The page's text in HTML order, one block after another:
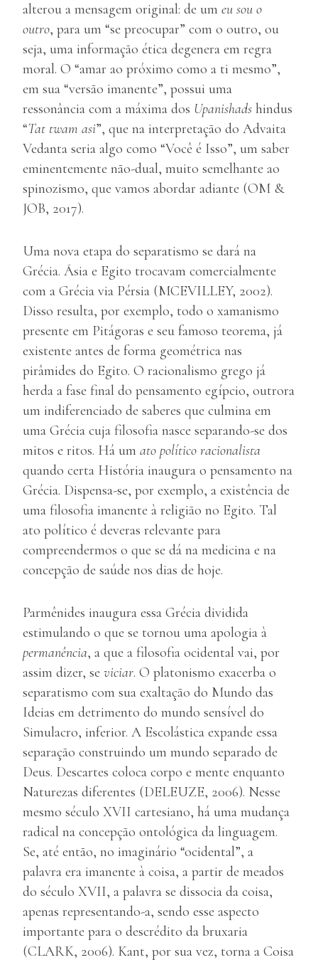
alterou a mensagem original: de um eu sou o
outro, para um “se preocupar” com o outro, ou
seja, uma informação ética degenera em regra
moral. O “amar ao próximo como a ti mesmo”,
em sua “versão imanente”, possui uma
ressonância com a máxima dos Upanishads hindus
“Tat twam asi”, que na interpretação do Advaita
Vedanta seria algo como “Você é Isso”, um saber
eminentemente não-dual, muito semelhante ao
spinozismo, que vamos abordar adiante (OM &
JOB, 2017).
Uma nova etapa do separatismo se dará na
Grécia. Ásia e Egito trocavam comercialmente
com a Grécia via Pérsia (MCEVILLEY, 2002).
Disso resulta, por exemplo, todo o xamanismo
presente em Pitágoras e seu famoso teorema, já
existente antes de forma geométrica nas
pirâmides do Egito. O racionalismo grego já
herda a fase final do pensamento egípcio, outrora
um indiferenciado de saberes que culmina em
uma Grécia cuja filosofia nasce separando-se dos
mitos e ritos. Há um ato político racionalista
quando certa História inaugura o pensamento na
Grécia. Dispensa-se, por exemplo, a existência de
uma filosofia imanente à religião no Egito. Tal
ato político é deveras relevante para
compreendermos o que se dá na medicina e na
concepção de saúde nos dias de hoje.
Parmênides inaugura essa Grécia dividida
estimulando o que se tornou uma apologia à
permanência, a que a filosofia ocidental vai, por
assim dizer, se viciar. O platonismo exacerba o
separatismo com sua exaltação do Mundo das
Ideias em detrimento do mundo sensível do
Simulacro, inferior. A Escolástica expande essa
separação construindo um mundo separado de
Deus. Descartes coloca corpo e mente enquanto
Naturezas diferentes (DELEUZE, 2006). Nesse
mesmo século XVII cartesiano, há uma mudança
radical na concepção ontológica da linguagem.
Se, até então, no imaginário “ocidental”, a
palavra era imanente à coisa, a partir de meados
do século XVII, a palavra se dissocia da coisa,
apenas representando-a, sendo esse aspecto
importante para o descrédito da bruxaria
(CLARK, 2006). Kant, por sua vez, torna a Coisa